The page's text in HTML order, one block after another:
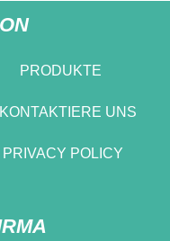
PRODUKTE
KONTAKTIERE UNS
PRIVACY POLICY